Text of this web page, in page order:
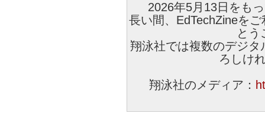
2026年5月13日をも
長い間、EdTechZineを
とう
翔泳社では複数のデジ
ろしけ
翔泳社のメディア：